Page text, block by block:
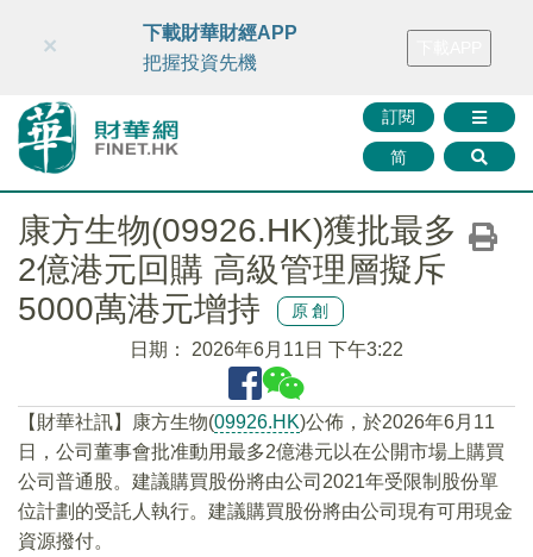
財華智庫網 FINTV FINMETA 財華證券 媒體矩陣
訂閱
简
×
下載財華財經APP
把握投資先機
康方生物(09926.HK)獲批最多
2億港元回購 高級管理層擬斥
5000萬港元增持
原創
日期： 2026年6月11日 下午3:22
【財華社訊】康方生物(09926.HK)公佈，於2026年6月11
日，公司董事會批准動用最多2億港元以在公開市場上購買
公司普通股。建議購買股份將由公司2021年受限制股份單
位計劃的受託人執行。建議購買股份將由公司現有可用現金
資源撥付。